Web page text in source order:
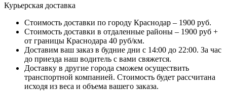
Курьерская доставка
Стоимость доставки по городу Краснодар – 1900 руб.
Стоимость доставки в отдаленные районы – 1900 руб +
от границы Краснодара 40 руб/км.
Доставим ваш заказ в будние дни с 14:00 до 22:00. За час
до приезда наш водитель с вами свяжется.
Доставку в другие города сможем осуществить
транспортной компанией. Стоимость будет рассчитана
исходя из веса и объема вашего заказа.